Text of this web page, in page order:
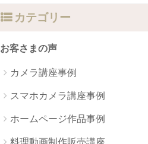
カテゴリー
お客さまの声
カメラ講座事例
スマホカメラ講座事例
ホームページ作品事例